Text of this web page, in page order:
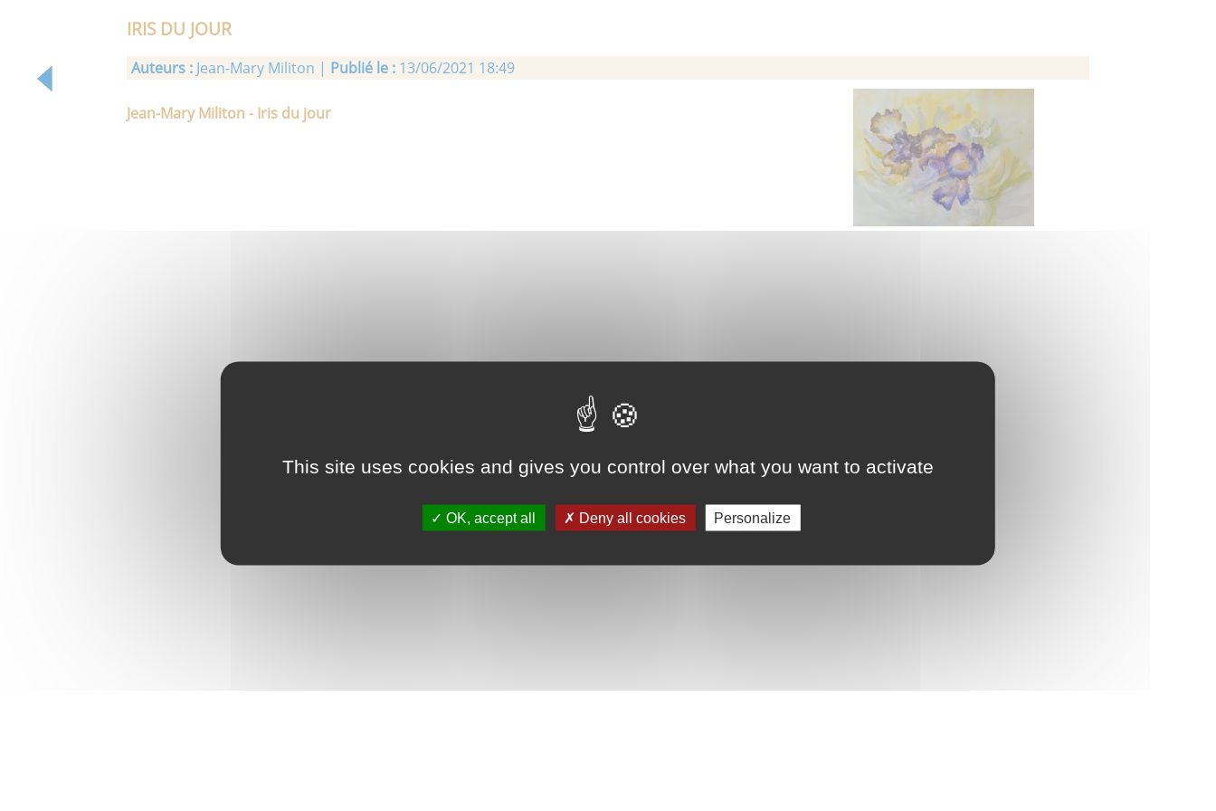
IRIS DU JOUR
Auteurs :Jean-Mary Militon | Publié le :13/06/2021 18:49
Jean-Mary Militon - Iris du jour
This site uses cookies and gives you control over what you want to activate
OK, accept all Deny all cookies Personalize